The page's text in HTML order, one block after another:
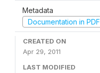
Metadata
Documentation in PDF
CREATED ON
Apr 29, 2011
LAST MODIFIED